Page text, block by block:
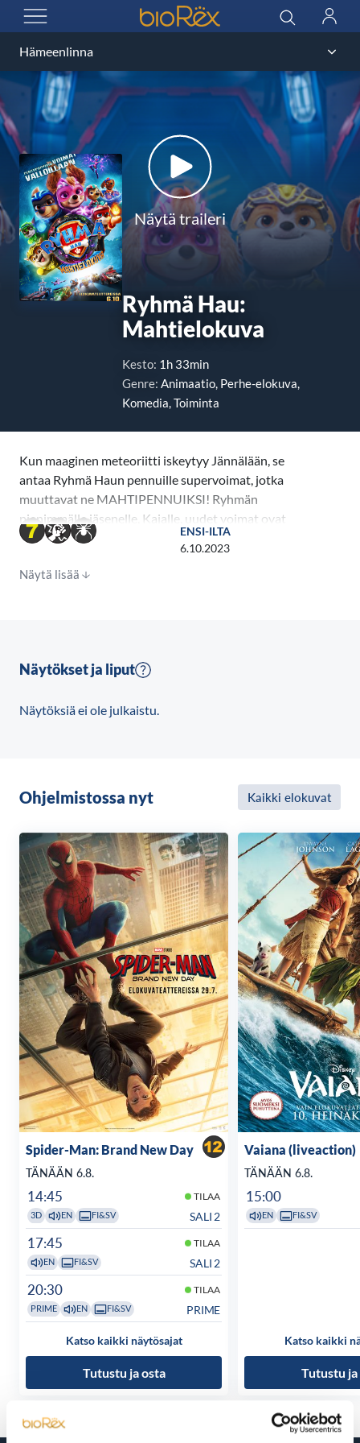
AVAA VALIKKO
BioRex Cinemas Haku
Näytä traileri
Ryhmä Hau:
Mahtielokuva
Kesto: 1h 33min
Genre: Animaatio, Perhe-elokuva,
Komedia, Toiminta
Kun maaginen meteoriitti iskeytyy Jännälään, se
antaa Ryhmä Haun pennuille supervoimat, jotka
muuttavat ne MAHTIPENNUIKSI! Ryhmän
pienimmälle jäsenelle, Kajalle, uudet voimat ovat
toteen käynyt unelma. Asiat ottavat kuitenkin ikävän
käänteen, kun pentujen arkkivihollinen, Hanttinen,
vapautuu vankilasta ja lyöttäytyy yhteen hullun
Kajan on opittava, että kaikkein pieninkin pentu voi
ENSI-ILTA
6.10.2023
Näytä lisää
Näytökset ja liput
Näytöksiä ei ole julkaistu.
Ohjelmistossa nyt Kaikki elokuvat
Spider-Man: Brand New Day
TÄNÄÄN 6.8.
14:45 TILAA
3D EN FI&SV SALI 2
17:45 TILAA
EN FI&SV SALI 2
20:30 TILAA
PRIME EN FI&SV PRIME
Katso kaikki näytösajat
Tutustu ja osta
Vaiana (liveaction)
TÄNÄÄN 6.8.
15:00
EN FI&SV
Katso kaikki
Tutustu ja